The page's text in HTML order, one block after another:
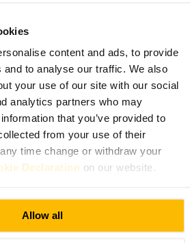
content and ads, to provide
and to analyse our traffic. We also
your use of our site with our social
analytics partners who may
that you’ve provided to
from your use of their
time change or withdraw your
Declaration on our website.
Allow all
et salons de thé
cœur de Temple Bar,
avant ou après le